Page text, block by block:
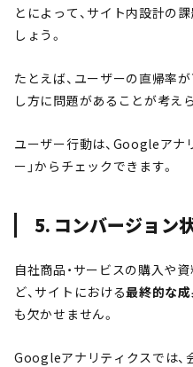
とによって、サイト内設計の
しょう。
たとえば、ユーザーの直帰率
し方に問題があることが考え
ユーザー行動は、Googleアナ
ー」からチェックできます。
5. コンバージョン
自社商品・サービスの購入や
ど、サイトにおける最終的な
も欠かせません。
Googleアナリティクスでは、